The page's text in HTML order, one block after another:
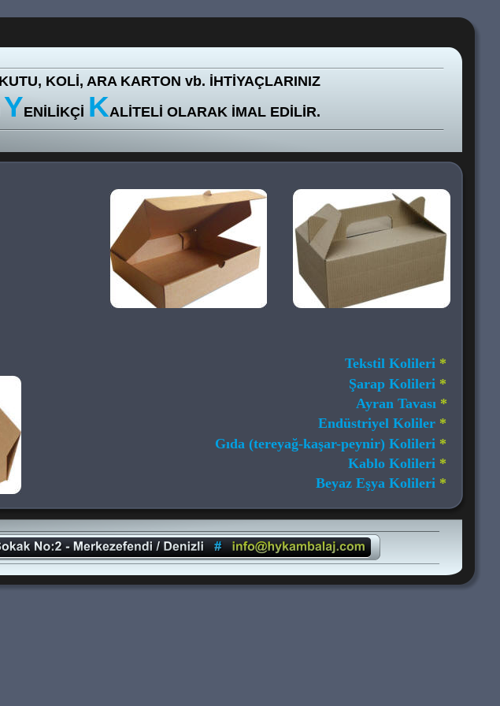
KOLİ, ARA KARTON vb. İHTİYAÇLARINIZ
YENİLİKÇİ KALİTELİ OLARAK İMAL EDİLİR.
Tekstil Kolileri *
Şarap Kolileri *
Ayran Tavası *
Endüstriyel Koliler *
Gıda (tereyağ-kaşar-peynir) Kolileri *
Kablo Kolileri *
Beyaz Eşya Kolileri *